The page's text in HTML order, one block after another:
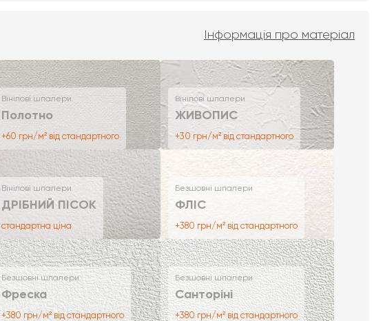
Інформація про матеріал
Вінілові шпалери
Полотно
+60 грн/м² від стандартного
Вінілові шпалери
ЖИВОПИС
+30 грн/м² від стандартного
Вінілові шпалери
ДРІБНИЙ ПІСОК
стандартна ціна
Безшовні шпалери
ФЛІС
+380 грн/м² від стандартного
Безшовні шпалери
Фреска
+380 грн/м² від стандартного
Безшовні шпалери
Санторіні
+380 грн/м² від стандартного